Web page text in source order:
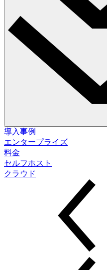
データベ
アクセス付与。データマ
データベー
監査ログ。承認
インテ
データベース
導入事例
エンタープライズ
料金
セルフホスト
セルフホスト
クラウド